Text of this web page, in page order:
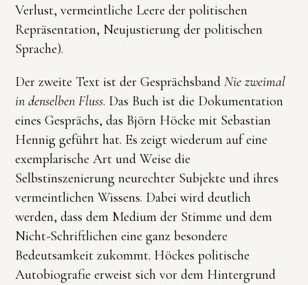
Verlust, vermeintliche Leere der politischen
Repräsentation, Neujustierung der politischen
Sprache).
Der zweite Text ist der GesprächsbandNie zweimal
in denselben Fluss. Das Buch ist die Dokumentation
eines Gesprächs, das Björn Höcke mit Sebastian
Hennig geführt hat. Es zeigt wiederum auf eine
exemplarische Art und Weise die
Selbstinszenierung neurechter Subjekte und ihres
vermeintlichen Wissens. Dabei wird deutlich
werden, dass dem Medium der Stimme und dem
Nicht-Schriftlichen eine ganz besondere
Bedeutsamkeit zukommt. Höckes politische
Autobiografie erweist sich vor dem Hintergrund